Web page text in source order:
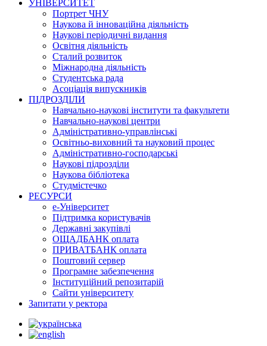
УНІВЕРСИТЕТ
Портрет ЧНУ
Наукова й інноваційна діяльність
Наукові періодичні видання
Освітня діяльність
Сталий розвиток
Міжнародна діяльність
Студентська рада
Асоціація випускників
ПІДРОЗДІЛИ
Навчально-наукові інститути та факультети
Навчально-наукові центри
Адміністративно-управлінські
Освітньо-виховний та науковий процес
Адміністративно-господарські
Наукові підрозділи
Наукова бібліотека
Студмістечко
РЕСУРСИ
е-Університет
Підтримка користувачів
Державні закупівлі
ОЩАДБАНК оплата
ПРИВАТБАНК оплата
Поштовий сервер
Програмне забезпечення
Інституційний репозитарій
Сайти університету
Запитати у ректора